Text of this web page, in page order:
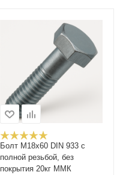
Болт М18x60 DIN 933 с
полной резьбой, без
покрытия 20кг ММК